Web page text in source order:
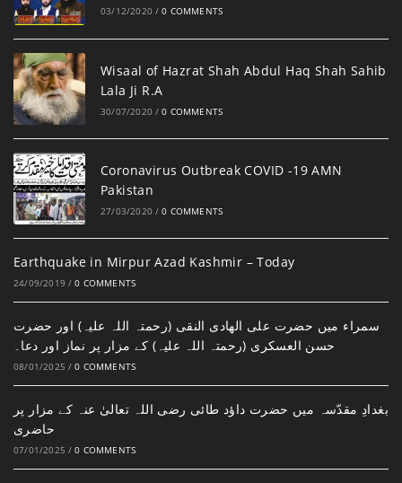
03/12/2020 / 0 COMMENTS
Wisaal of Hazrat Shah Abdul Haq Shah Sahib
Lala Ji R.A
30/07/2020 / 0 COMMENTS
Coronavirus Outbreak COVID -19 AMN
Pakistan
27/03/2020 / 0 COMMENTS
Earthquake in Mirpur Azad Kashmir – Today
24/09/2019 / 0 COMMENTS
سمراء میں حضرت علی الھادی النقی (رحمتہ اللہ علیہ) اور حضرت
حسن العسکری (رحمتہ اللہ علیہ) کے مزار پر نماز اور دعا۔
08/01/2025 / 0 COMMENTS
بغدادِ مقدّسہ میں حضرت داؤد طائی رضی اللہ تعالیٰ عنہ کے مزار پر
حاضری
07/01/2025 / 0 COMMENTS